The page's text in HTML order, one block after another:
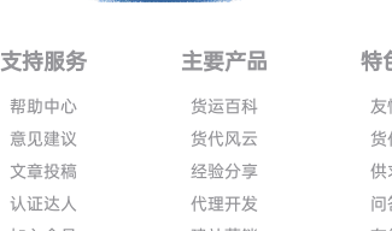
支持服务
帮助中心
意见建议
文章投稿
认证达人
主要产品
货运百科
货代风云
经验分享
代理开发
特
友
货
供
问